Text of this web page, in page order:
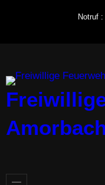
Notruf :